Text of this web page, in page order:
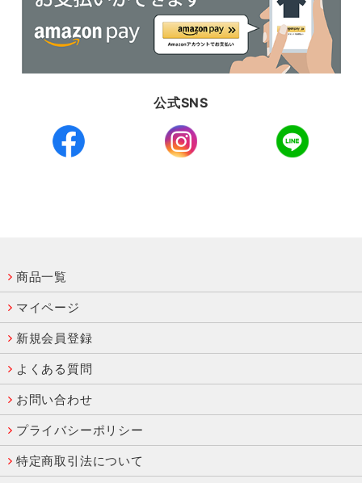
公式SNS
商品一覧
マイページ
新規会員登録
よくある質問
お問い合わせ
プライバシーポリシー
特定商取引法について